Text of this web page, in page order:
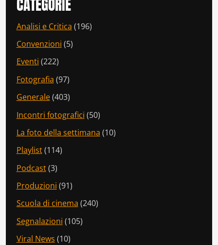
CATEGORIE
Analisi e Critica (196)
Convenzioni (5)
Eventi (222)
Fotografia (97)
Generale(403)
Incontri fotografici (50)
La foto della settimana (10)
Playlist(114)
Podcast(3)
Produzioni (91)
Scuola di cinema (240)
Segnalazioni (105)
Viral News (10)